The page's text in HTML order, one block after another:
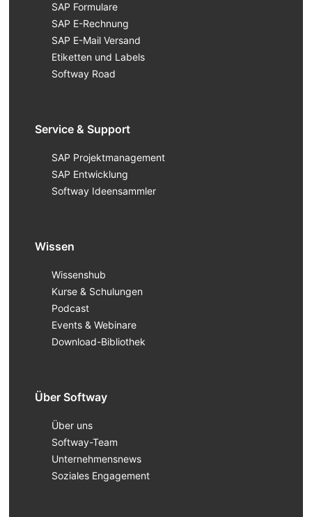
SAP Formulare
SAP E-Rechnung
SAP E-Mail Versand
Etiketten und Labels
Softway Road
Service & Support
SAP Projektmanagement
SAP Entwicklung
Softway Ideensammler
Wissen
Wissenshub
Kurse & Schulungen
Podcast
Events & Webinare
Download-Bibliothek
Über Softway
Über uns
Softway-Team
Unternehmensnews
Soziales Engagement